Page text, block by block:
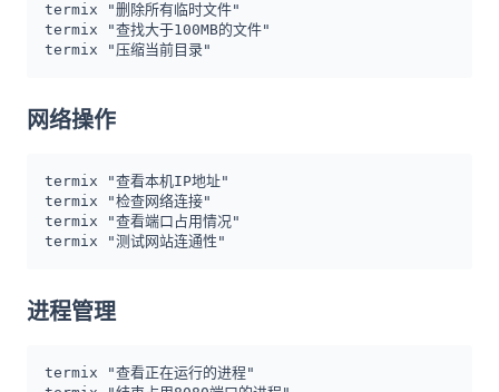
termix "删除所有临时文件"
termix "查找大于100MB的文件"
termix "压缩当前目录"
网络操作
termix "查看本机IP地址"
termix "检查网络连接"
termix "查看端口占用情况"
termix "测试网站连通性"
进程管理
termix "查看正在运行的进程"